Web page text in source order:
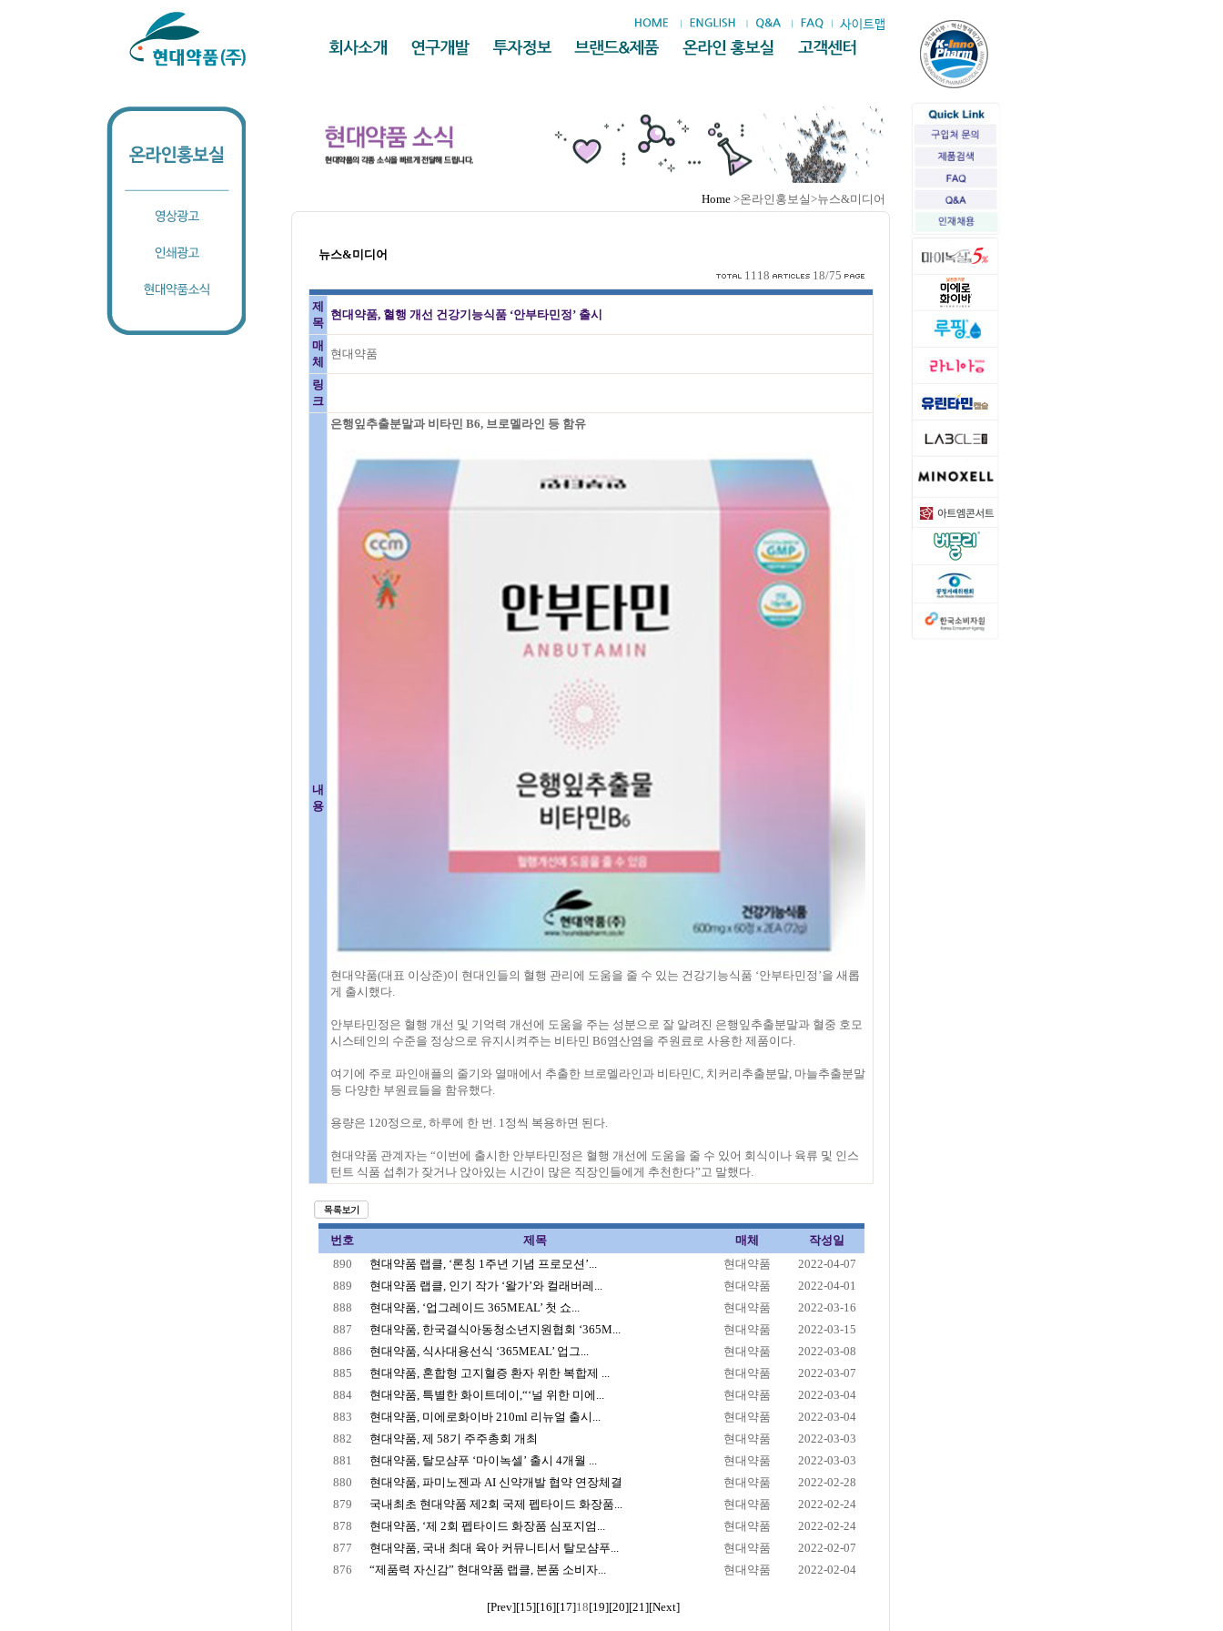
Home >온라인홍보실>뉴스&미디어
뉴스&미디어
1118
18/75
제
목
현대약품, 혈행 개선 건강기능식품 ‘안부타민정’ 출시
매
체
현대약품
링
크
내
용
은행잎추출분말과 비타민 B6, 브로멜라인 등 함유
현대약품(대표 이상준)이 현대인들의 혈행 관리에 도움을 줄 수 있는 건강기능식품 ‘안부타민정’을 새롭
게 출시했다.
안부타민정은 혈행 개선 및 기억력 개선에 도움을 주는 성분으로 잘 알려진 은행잎추출분말과 혈중 호모
시스테인의 수준을 정상으로 유지시켜주는 비타민 B6염산염을 주원료로 사용한 제품이다.
여기에 주로 파인애플의 줄기와 열매에서 추출한 브로멜라인과 비타민C, 치커리추출분말, 마늘추출분말
등 다양한 부원료들을 함유했다.
용량은 120정으로, 하루에 한 번. 1정씩 복용하면 된다.
현대약품 관계자는 “이번에 출시한 안부타민정은 혈행 개선에 도움을 줄 수 있어 회식이나 육류 및 인스
턴트 식품 섭취가 잦거나 앉아있는 시간이 많은 직장인들에게 추천한다”고 말했다.
번호 제목 매체
작성일
890
현대약품 랩클, ‘론칭 1주년 기념 프로모션’... 현대약품
2022-04-07
889
현대약품 랩클, 인기 작가 ‘왈가’와 컬래버레... 현대약품
2022-04-01
888
현대약품, ‘업그레이드 365MEAL’ 첫 쇼... 현대약품
2022-03-16
887
현대약품, 한국결식아동청소년지원협회 ‘365M... 현대약품
2022-03-15
886
현대약품, 식사대용선식 ‘365MEAL’ 업그... 현대약품
2022-03-08
885
현대약품, 혼합형 고지혈증 환자 위한 복합제 ... 현대약품
2022-03-07
884
현대약품, 특별한 화이트데이,“‘널 위한 미에... 현대약품
2022-03-04
883
현대약품, 미에로화이바 210ml 리뉴얼 출시... 현대약품
2022-03-04
882
현대약품, 제 58기 주주총회 개최 현대약품
2022-03-03
881
현대약품, 탈모샴푸 ‘마이녹셀’ 출시 4개월 ... 현대약품
2022-03-03
880
현대약품, 파미노젠과 AI 신약개발 협약 연장체결 현대약품
2022-02-28
879
국내최초 현대약품 제2회 국제 펩타이드 화장품... 현대약품
2022-02-24
878
현대약품, ‘제 2회 펩타이드 화장품 심포지엄... 현대약품
2022-02-24
877
현대약품, 국내 최대 육아 커뮤니티서 탈모샴푸... 현대약품
2022-02-07
876
“제품력 자신감” 현대약품 랩클, 본품 소비자... 현대약품 2022-02-04
[Prev][15][16][17]18[19][20][21][Next]